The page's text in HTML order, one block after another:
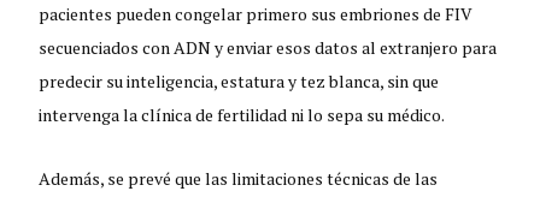
pacientes pueden congelar primero sus embriones de FIV
secuenciados con ADN y enviar esos datos al extranjero para
predecir su inteligencia, estatura y tez blanca, sin que
intervenga la clínica de fertilidad ni lo sepa su médico.
Además, se prevé que las limitaciones técnicas de las